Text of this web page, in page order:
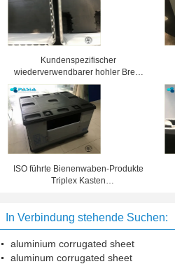
Kundenspezifischer
wiederverwendbarer hohler Brett-
Triplex Kasten-langes Leben
sicher und bequem
ISO führte Bienenwaben-Produkte
Triplex Kasten
In Verbindung stehende Suchen:
aluminium corrugated sheet
aluminum corrugated sheet